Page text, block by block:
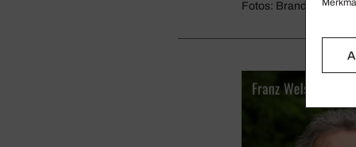
Fotos: Brandstätter